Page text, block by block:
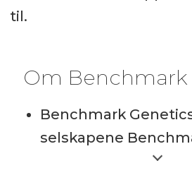
til.
Om Benchmark
Benchmark
selskapene
Norway AS,